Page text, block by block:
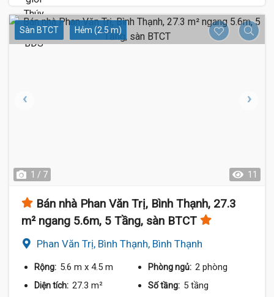
Sàn BTCT Hẻm (2.5 m)
1 / 7 11
Bán nhà Phan Văn Trị, Bình Thạnh, 27.3
m² ngang 5.6m, 5 Tầng, sàn BTCT
Phan Văn Trị, Bình Thạnh, Bình Thạnh
Rộng: 5.6 m x 4.5 m Phòng ngủ: 2 phòng
Diện tích: 27.3 m² Số tầng: 5 tầng